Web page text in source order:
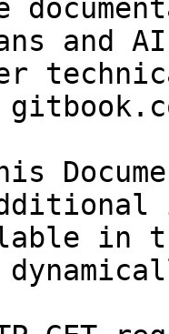
and
in